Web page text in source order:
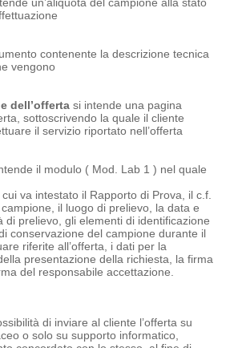
contenente la descrizione tecnica
vengono
dell’offerta si intende una pagina
sottoscrivendo la quale il cliente
il servizio riportato nell’offerta
il modulo ( Mod. Lab 1 ) nel quale
va intestato il Rapporto di Prova, il c.f.
il luogo di prelievo, la data e
di prelievo, gli elementi di identificazione
conservazione del campione durante il
riferite all’offerta, i dati per la
presentazione della richiesta, la firma
del responsabile accettazione.
di inviare al cliente l’offerta su
o solo su supporto informatico,